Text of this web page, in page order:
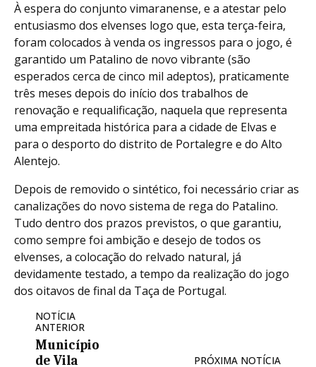
À espera do conjunto vimaranense, e a atestar pelo
entusiasmo dos elvenses logo que, esta terça-feira,
foram colocados à venda os ingressos para o jogo, é
garantido um Patalino de novo vibrante (são
esperados cerca de cinco mil adeptos), praticamente
três meses depois do início dos trabalhos de
renovação e requalificação, naquela que representa
uma empreitada histórica para a cidade de Elvas e
para o desporto do distrito de Portalegre e do Alto
Alentejo.
Depois de removido o sintético, foi necessário criar as
canalizações do novo sistema de rega do Patalino.
Tudo dentro dos prazos previstos, o que garantiu,
como sempre foi ambição e desejo de todos os
elvenses, a colocação do relvado natural, já
devidamente testado, a tempo da realização do jogo
dos oitavos de final da Taça de Portugal.
NOTÍCIA
ANTERIOR
Município
de Vila
PRÓXIMA NOTÍCIA